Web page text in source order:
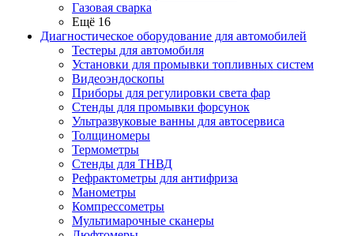
Газовая сварка
Ещё 16
Диагностическое оборудование для автомобилей
Тестеры для автомобиля
Установки для промывки топливных систем
Видеоэндоскопы
Приборы для регулировки света фар
Стенды для промывки форсунок
Ультразвуковые ванны для автосервиса
Толщиномеры
Термометры
Стенды для ТНВД
Рефрактометры для антифриза
Манометры
Компрессометры
Мультимарочные сканеры